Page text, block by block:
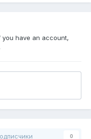
you have an account,
0